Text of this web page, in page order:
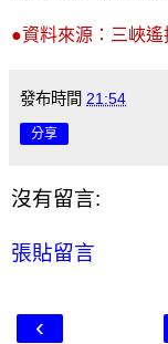
●資料來源：三峽
發布時間 21:54
分享
沒有留言:
張貼留言
‹